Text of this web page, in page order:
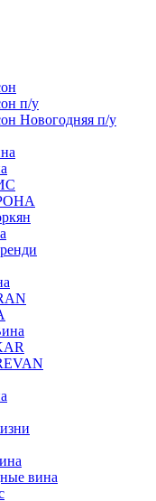
п/у
Новогодняя п/у
вина